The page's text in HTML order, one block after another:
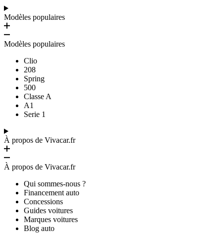
Modèles populaires
Modèles populaires
Clio
208
Spring
500
Classe A
A1
Serie 1
À propos de Vivacar.fr
À propos de Vivacar.fr
Qui sommes-nous ?
Financement auto
Concessions
Guides voitures
Marques voitures
Blog auto